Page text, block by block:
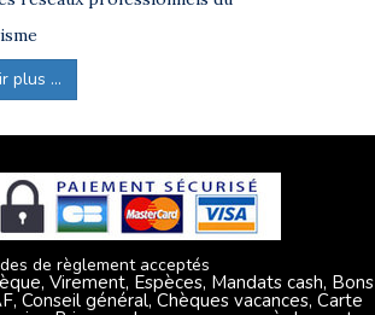
plus ...
de règlement acceptés
Virement, Espèces, Mandats cash, Bons
Conseil général, Chèques vacances, Carte